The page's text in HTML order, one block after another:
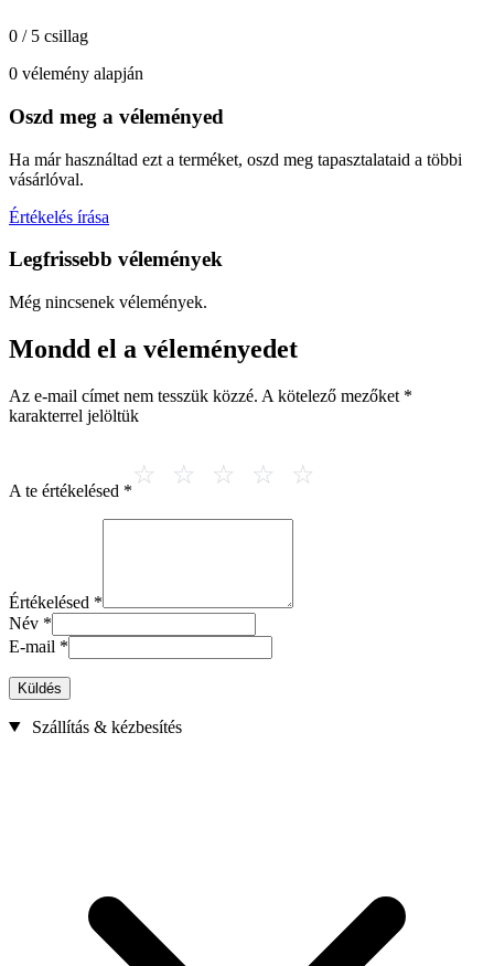
0 / 5 csillag
0 vélemény alapján
Oszd meg a véleményed
Ha már használtad ezt a terméket, oszd meg tapasztalataid a többi
vásárlóval.
Értékelés írása
Legfrissebb vélemények
Még nincsenek vélemények.
Mondd el a véleményedet
Az e-mail címet nem tesszük közzé. A kötelező mezőket *
karakterrel jelöltük
A te értékelésed *
Értékelésed *
Név *
E-mail *
Küldés
Szállítás & kézbesítés